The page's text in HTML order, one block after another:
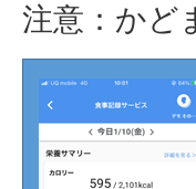
注意：かど